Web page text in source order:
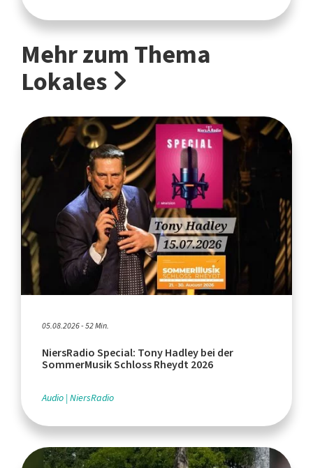
Mehr zum Thema
Lokales
05.08.2026 - 52 Min.
NiersRadio Special: Tony Hadley bei der
SommerMusik Schloss Rheydt 2026
Audio NiersRadio